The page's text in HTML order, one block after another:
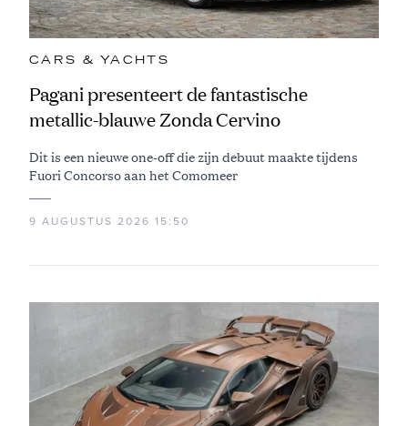
CARS & YACHTS
Pagani presenteert de fantastische
metallic-blauwe Zonda Cervino
Dit is een nieuwe one-off die zijn debuut maakte tijdens
Fuori Concorso aan het Comomeer
9 AUGUSTUS 2026 15:50